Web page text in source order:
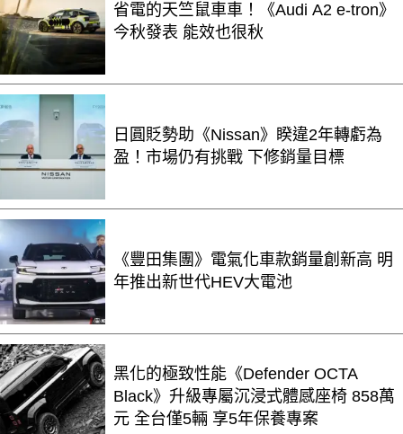
省電的天竺鼠車車！《Audi A2 e-tron》
今秋發表 能效也很秋
日圓貶勢助《Nissan》睽違2年轉虧為
盈！市場仍有挑戰 下修銷量目標
《豐田集團》電氣化車款銷量創新高 明
年推出新世代HEV大電池
黑化的極致性能《Defender OCTA
Black》升級專屬沉浸式體感座椅 858萬
元 全台僅5輛 享5年保養專案